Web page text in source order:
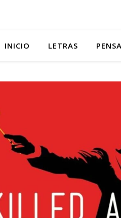
INICIO LETRAS